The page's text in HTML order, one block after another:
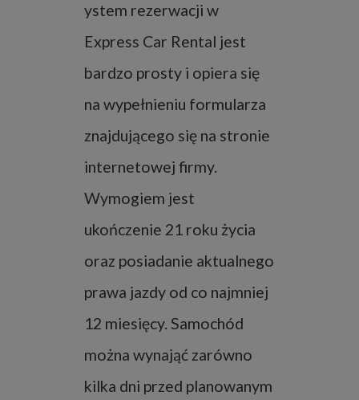
ystem rezerwacji w
Express Car Rental jest
bardzo prosty i opiera się
na wypełnieniu formularza
znajdującego się na stronie
internetowej firmy.
Wymogiem jest
ukończenie 21 roku życia
oraz posiadanie aktualnego
prawa jazdy od co najmniej
12 miesięcy. Samochód
można wynająć zarówno
kilka dni przed planowanym